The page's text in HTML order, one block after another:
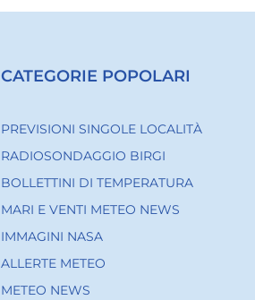
CATEGORIE POPOLARI
PREVISIONI SINGOLE LOCALITÀ
RADIOSONDAGGIO BIRGI
BOLLETTINI DI TEMPERATURA
MARI E VENTI METEO NEWS
IMMAGINI NASA
ALLERTE METEO
METEO NEWS